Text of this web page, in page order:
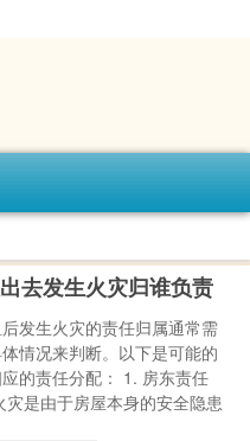
去发生火灾归谁负责
发生火灾的责任归属通常需
情况来判断。以下是可能的
的责任分配： 1. 房东责任
灾是由于房屋本身的安全隐患